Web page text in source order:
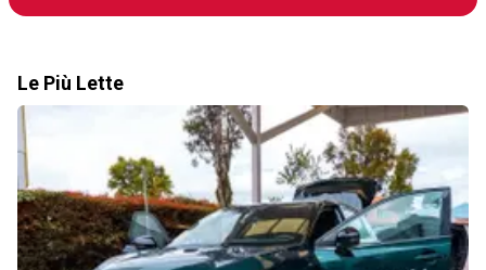
Le Più Lette